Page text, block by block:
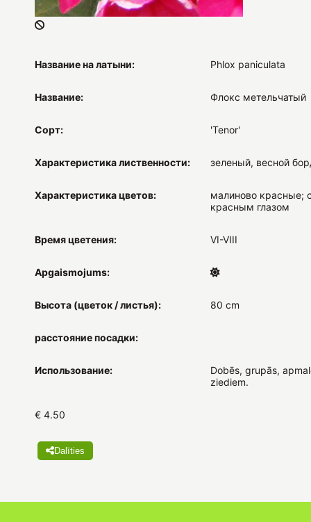
Название на латыни: Phlox paniculata
Название: Флокс метельчатый
Сорт: 'Tenor'
Характеристика лиственности: зеленый, весной
Характеристика цветов:
малиново красные;
красным глазом
Время цветения: VI-VIII
Apgaismojums:
Высота (цветок / листья): 80 cm
расстояние посадки:
Использование:
Dobēs, grupās,
ziediem.
€ 4.50
Dalīties